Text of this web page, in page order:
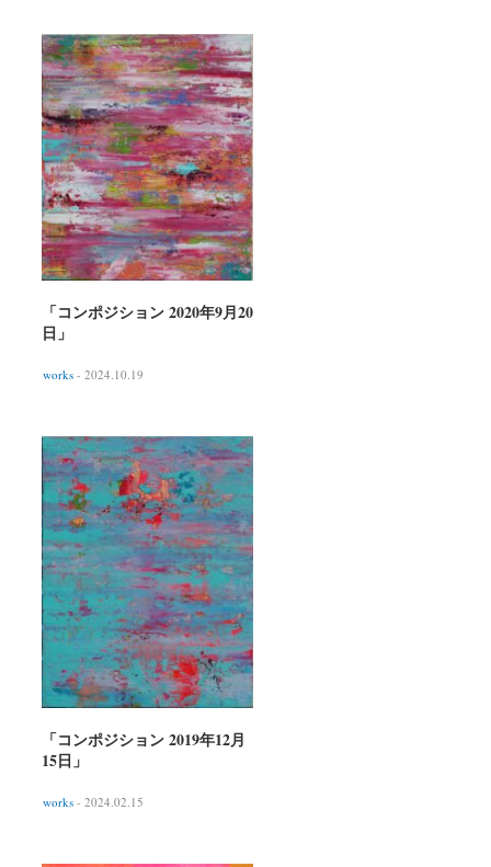
「コンポジション 2020年9月20
日」
works - 2024.10.19
「コンポジション 2019年12月
15日」
works - 2024.02.15